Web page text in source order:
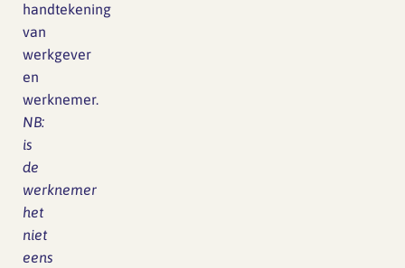
handtekening
van
werkgever
en
werknemer.
NB:
is
de
werknemer
het
niet
eens